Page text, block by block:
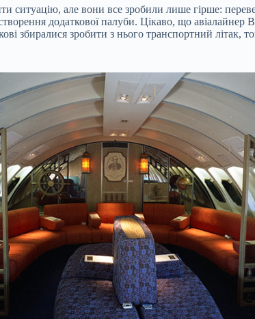
ситуацію, але вони все зробили лише гірше:
додаткової палуби. Цікаво, що
збиралися зробити з нього транспортний